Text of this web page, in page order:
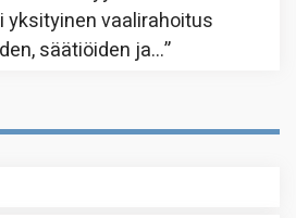
yksityinen vaalirahoitus
säätiöiden ja…”